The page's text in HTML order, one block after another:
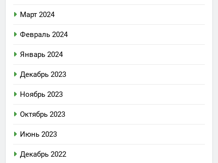
Март 2024
Февраль 2024
Январь 2024
Декабрь 2023
Ноябрь 2023
Октябрь 2023
Июнь 2023
Декабрь 2022